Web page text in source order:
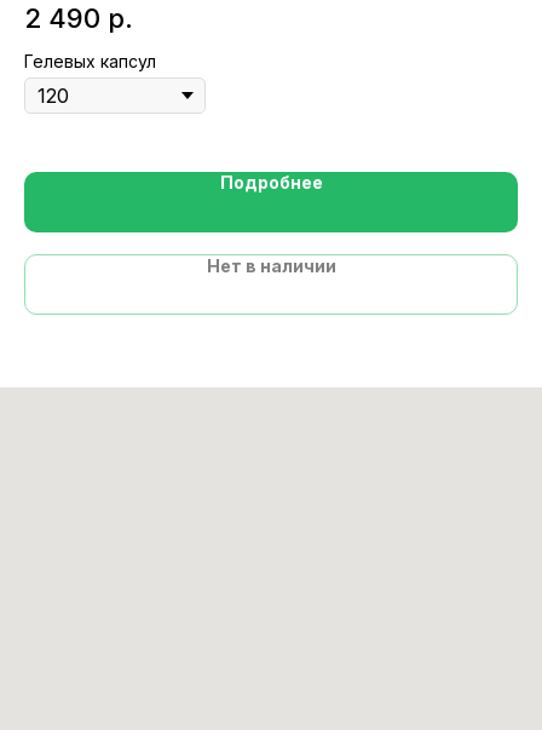
2 490 р.
Гелевых капсул
Подробнее
Нет в наличии